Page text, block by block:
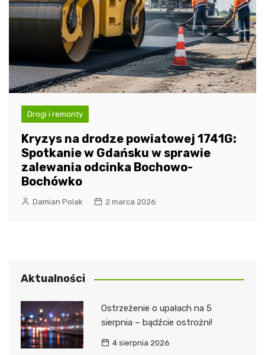
Drogi i remonty
Kryzys na drodze powiatowej 1741G:
Spotkanie w Gdańsku w sprawie
zalewania odcinka Bochowo-
Bochówko
Damian Polak 2 marca 2026
Aktualności
Ostrzeżenie o upałach na 5
sierpnia – bądźcie ostrożni!
4 sierpnia 2026